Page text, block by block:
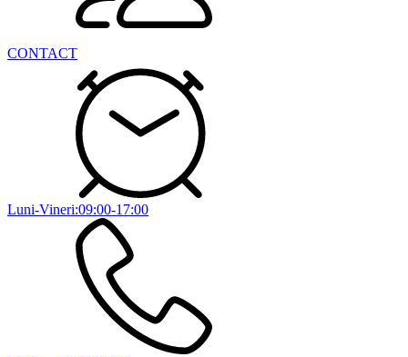
CONTACT
Luni-Vineri:09:00-17:00